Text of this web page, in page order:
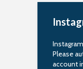
Please
account